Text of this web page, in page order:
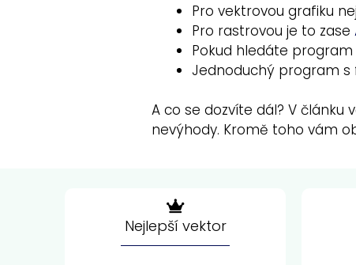
Pro vektrovou grafiku
Pro rastrovou je to zase
Pokud hledáte program
Jednoduchý program s
A co se dozvíte dál? V
nevýhody. Kromě toho vám
Nejlepší vektor